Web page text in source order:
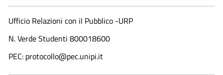
Ufficio Relazioni con il Pubblico -URP
N. Verde Studenti 800018600​
PEC: protocollo@pec.unipi.it